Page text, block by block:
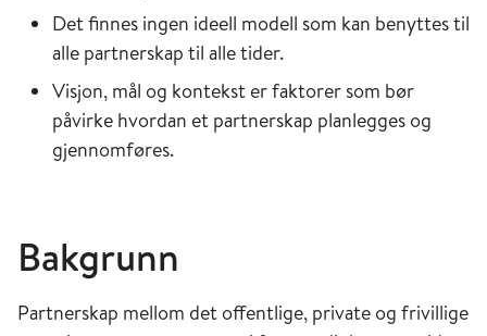
Det finnes ingen ideell modell som kan benyttes til
alle partnerskap til alle tider.
Visjon, mål og kontekst er faktorer som bør
påvirke hvordan et partnerskap planlegges og
gjennomføres.
Bakgrunn
Partnerskap mellom det offentlige, private og frivillige